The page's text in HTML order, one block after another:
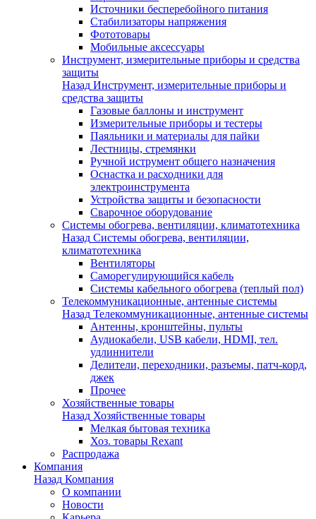
Источники бесперебойного питания
Стабилизаторы напряжения
Фототовары
Мобильные аксессуары
Инструмент, измерительные приборы и средства
защиты
Назад Инструмент, измерительные приборы и
средства защиты
Газовые баллоны и инструмент
Измерительные приборы и тестеры
Паяльники и материалы для пайки
Лестницы, стремянки
Ручной иструмент общего назначения
Оснастка и расходники для
электроинструмента
Устройства защиты и безопасности
Сварочное оборудование
Системы обогрева, вентиляции, климатотехника
Назад Системы обогрева, вентиляции,
климатотехника
Вентиляторы
Саморегулирующийся кабель
Системы кабельного обогрева (теплый пол)
Телекоммуникационные, антенные системы
Назад Телекоммуникационные, антенные системы
Антенны, кронштейны, пульты
Аудиокабели, USB кабели, HDMI, тел.
удлиннители
Делители, переходники, разъемы, патч-корд,
джек
Прочее
Хозяйственные товары
Назад Хозяйственные товары
Мелкая бытовая техника
Хоз. товары Rexant
Распродажа
Компания
Назад Компания
О компании
Новости